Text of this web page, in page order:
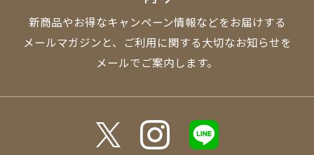
新商品やお得なキャンペーン情報などをお届けする
メールマガジンと、
ご利用に関する大切なお知らせを
メールでご案内します。